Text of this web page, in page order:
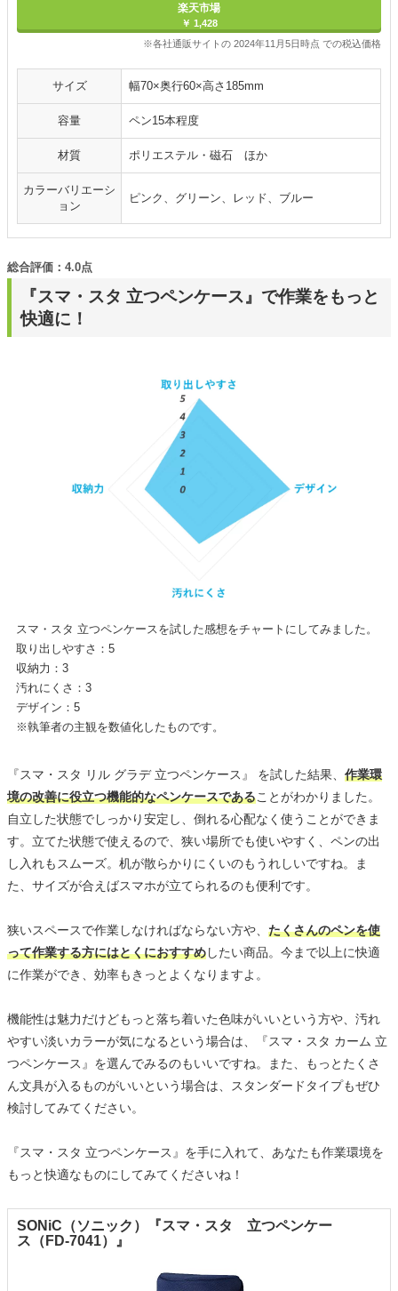
楽天市場
￥ 1,428
※各社通販サイトの 2024年11月5日時点 での税込価格
サイズ 幅70×奥行60×高さ185mm
容量 ペン15本程度
材質 ポリエステル・磁石 ほか
カラーバリエーシ
ョン
ピンク、グリーン、レッド、ブルー
『スマ・スタ 立つペンケース』で作業をもっと
快適に！
総合評価：4.0点
スマ・スタ 立つペンケースを試した感想をチャートにしてみました。
取り出しやすさ：5
収納力：3
汚れにくさ：3
デザイン：5
※執筆者の主観を数値化したものです。
『スマ・スタ リル グラデ 立つペンケース』 を試した結果、 作業環
境の改善に役立つ機能的なペンケースであることがわかりました。
自立した状態でしっかり安定し、倒れる心配なく使うことができま
す。立てた状態で使えるので、狭い場所でも使いやすく、ペンの出
し入れもスムーズ。机が散らかりにくいのもうれしいですね。ま
た、サイズが合えばスマホが立てられるのも便利です。
狭いスペースで作業しなければならない方や、 たくさんのペンを使
って作業する方にはとくにおすすめしたい商品。今まで以上に快適
に作業ができ、効率もきっとよくなりますよ。
機能性は魅力だけどもっと落ち着いた色味がいいという方や、汚れ
やすい淡いカラーが気になるという場合は、『スマ・スタ カーム 立
つペンケース』を選んでみるのもいいですね。また、もっとたくさ
ん文具が入るものがいいという場合は、スタンダードタイプもぜひ
検討してみてください。
『スマ・スタ 立つペンケース』を手に入れて、あなたも作業環境を
もっと快適なものにしてみてくださいね！
SONiC（ソニック）『スマ・スタ 立つペンケー
ス（FD-7041）』